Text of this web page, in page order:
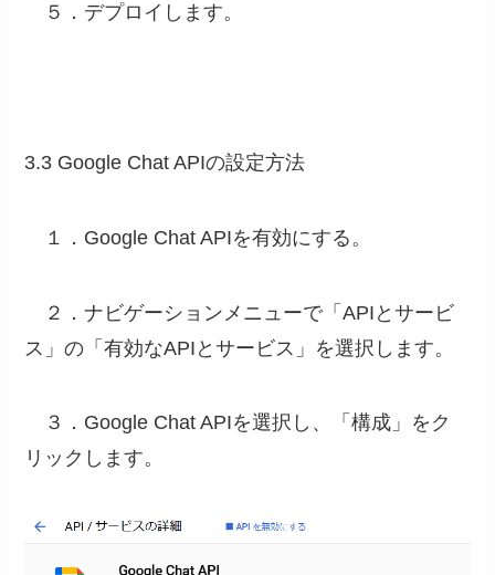
５．デプロイします。
3.3 Google Chat APIの設定方法
１．Google Chat APIを有効にする。
２．ナビゲーションメニューで「APIとサービ
ス」の「有効なAPIとサービス」を選択します。
３．Google Chat APIを選択し、「構成」をク
リックします。